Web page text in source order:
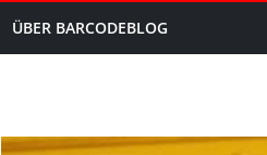
ÜBER BARCODEBLOG